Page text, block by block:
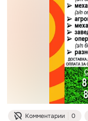
Комментарии 0